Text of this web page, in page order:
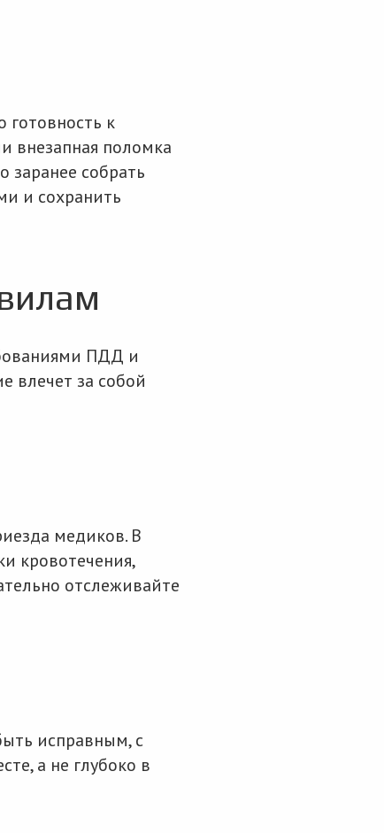
готовность к
внезапная поломка
заранее собрать
и сохранить
ПДД и
влечет за собой
медиков. В
кровотечения,
отслеживайте
исправным, с
а не глубоко в